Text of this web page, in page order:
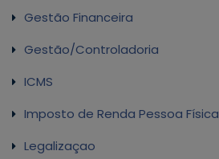
Gestão Financeira
Gestão/Controladoria
ICMS
Imposto de Renda Pessoa Física
Legalizaçao